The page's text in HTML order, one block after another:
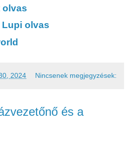
olvas
Lupi olvas
2024 Nincsenek megjegyzések:
és a